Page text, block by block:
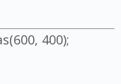
400);